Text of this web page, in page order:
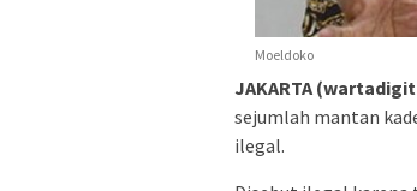
Moeldoko
JAKARTA
sejumlah mantan
ilegal.